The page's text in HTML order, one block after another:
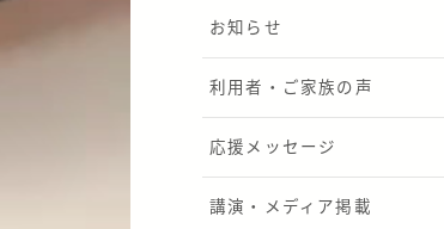
お知らせ
利用者・ご家族の声
応援メッセージ
講演・メディア掲載